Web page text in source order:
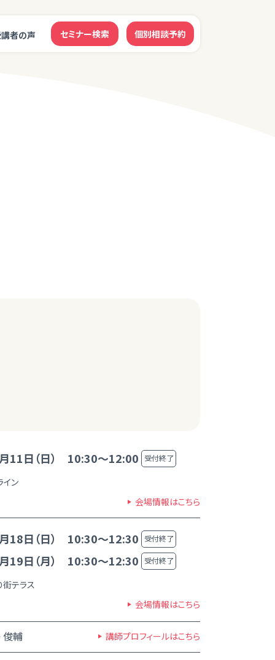
者の声 セミナー検索 個別相談予約
11日（日） 10:30～12:00 受付終了
イン
会場情報はこちら
18日（日） 10:30～12:30 受付終了
19日（月） 10:30～12:30 受付終了
街テラス
会場情報はこちら
俊輔 講師プロフィールはこちら